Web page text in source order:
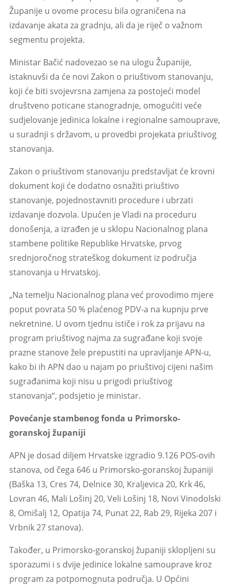
Županije u ovome procesu bila ograničena na
izdavanje akata za gradnju, ali da je riječ o važnom
segmentu projekta.
Ministar Bačić nadovezao se na ulogu Županije,
istaknuvši da će novi Zakon o priuštivom stanovanju,
koji će biti svojevrsna zamjena za postojeći model
društveno poticane stanogradnje, omogućiti veće
sudjelovanje jedinica lokalne i regionalne samouprave,
u suradnji s državom, u provedbi projekata priuštivog
stanovanja.
Zakon o priuštivom stanovanju predstavljat će krovni
dokument koji će dodatno osnažiti priuštivo
stanovanje, pojednostavniti procedure i ubrzati
izdavanje dozvola. Upućen je Vladi na proceduru
donošenja, a izrađen je u sklopu Nacionalnog plana
stambene politike Republike Hrvatske, prvog
srednjoročnog strateškog dokument iz područja
stanovanja u Hrvatskoj.
„Na temelju Nacionalnog plana već provodimo mjere
poput povrata 50 % plaćenog PDV-a na kupnju prve
nekretnine. U ovom tjednu ističe i rok za prijavu na
program priuštivog najma za sugrađane koji svoje
prazne stanove žele prepustiti na upravljanje APN-u,
kako bi ih APN dao u najam po priuštivoj cijeni našim
sugrađanima koji nisu u prigodi priuštivog
stanovanja“, podsjetio je ministar.
Povećanje stambenog fonda u Primorsko-
goranskoj županiji
APN je dosad diljem Hrvatske izgradio 9.126 POS-ovih
stanova, od čega 646 u Primorsko-goranskoj županiji
(Baška 13, Cres 74, Delnice 30, Kraljevica 20, Krk 46,
Lovran 46, Mali Lošinj 20, Veli Lošinj 18, Novi Vinodolski
8, Omišalj 12, Opatija 74, Punat 22, Rab 29, Rijeka 207 i
Vrbnik 27 stanova).
Također, u Primorsko-goranskoj županiji sklopljeni su
sporazumi i s dvije jedinice lokalne samouprave kroz
program za potpomognuta područja. U Općini